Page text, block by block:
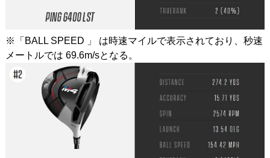
※「BALL SPEED 」 は時速マイルで表示されており、秒速
メートルでは 69.6m/sとなる。